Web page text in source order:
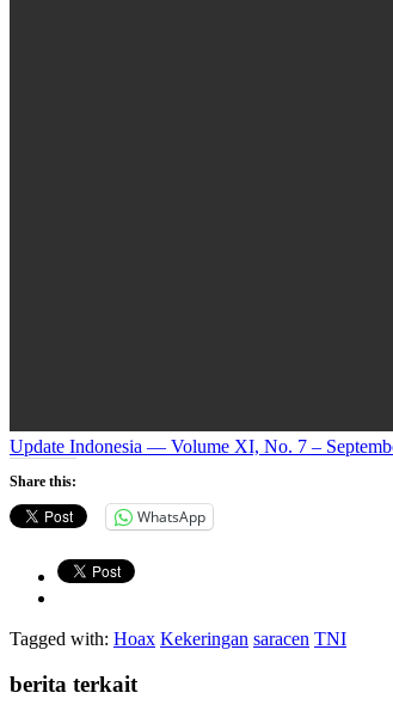
Update Indonesia — Volume XI, No. 7 –
Share this:
WhatsApp
Tagged with: Hoax Kekeringan saracen TNI
berita terkait